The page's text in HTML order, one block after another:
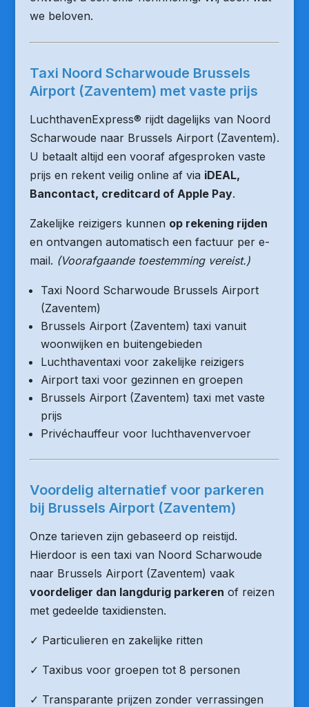
we beloven.
Taxi Noord Scharwoude Brussels
Airport (Zaventem) met vaste prijs
LuchthavenExpress® rijdt dagelijks van Noord
Scharwoude naar Brussels Airport (Zaventem).
U betaalt altijd een vooraf afgesproken vaste
prijs en rekent veilig online af via iDEAL,
Bancontact, creditcard of Apple Pay.
Zakelijke reizigers kunnen op rekening rijden
en ontvangen automatisch een factuur per e-
mail. (Voorafgaande toestemming vereist.)
Taxi Noord Scharwoude Brussels Airport
(Zaventem)
Brussels Airport (Zaventem) taxi vanuit
woonwijken en buitengebieden
Luchthaventaxi voor zakelijke reizigers
Airport taxi voor gezinnen en groepen
Brussels Airport (Zaventem) taxi met vaste
prijs
Privéchauffeur voor luchthavenvervoer
Voordelig alternatief voor parkeren
bij Brussels Airport (Zaventem)
Onze tarieven zijn gebaseerd op reistijd.
Hierdoor is een taxi van Noord Scharwoude
naar Brussels Airport (Zaventem) vaak
voordeliger dan langdurig parkeren of reizen
met gedeelde taxidiensten.
✓ Particulieren en zakelijke ritten
✓ Taxibus voor groepen tot 8 personen
✓ Transparante prijzen zonder verrassingen